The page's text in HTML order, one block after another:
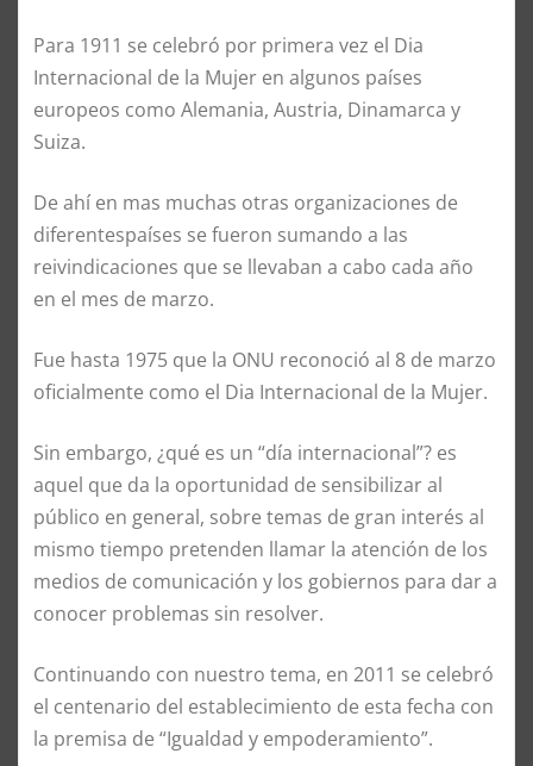
Para 1911 se celebró por primera vez el Dia
Internacional de la Mujer en algunos países
europeos como Alemania, Austria, Dinamarca y
Suiza.
De ahí en mas muchas otras organizaciones de
diferentespaíses se fueron sumando a las
reivindicaciones que se llevaban a cabo cada año
en el mes de marzo.
Fue hasta 1975 que la ONU reconoció al 8 de marzo
oficialmente como el Dia Internacional de la Mujer.
Sin embargo, ¿qué es un “día internacional”? es
aquel que da la oportunidad de sensibilizar al
público en general, sobre temas de gran interés al
mismo tiempo pretenden llamar la atención de los
medios de comunicación y los gobiernos para dar a
conocer problemas sin resolver.
Continuando con nuestro tema, en 2011 se celebró
el centenario del establecimiento de esta fecha con
la premisa de “Igualdad y empoderamiento”.